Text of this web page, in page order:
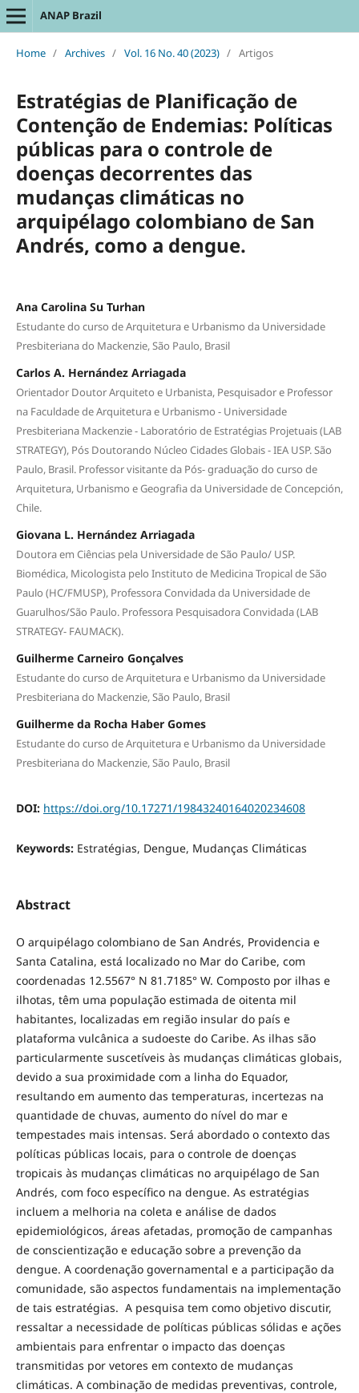
ANAP Brazil
Home / Archives / Vol. 16 No. 40 (2023) / Artigos
Estratégias de Planificação de
Contenção de Endemias: Políticas
públicas para o controle de
doenças decorrentes das
mudanças climáticas no
arquipélago colombiano de San
Andrés, como a dengue.
Ana Carolina Su Turhan
Estudante do curso de Arquitetura e Urbanismo da Universidade
Presbiteriana do Mackenzie, São Paulo, Brasil
Carlos A. Hernández Arriagada
Orientador Doutor Arquiteto e Urbanista, Pesquisador e Professor
na Faculdade de Arquitetura e Urbanismo - Universidade
Presbiteriana Mackenzie - Laboratório de Estratégias Projetuais (LAB
STRATEGY), Pós Doutorando Núcleo Cidades Globais - IEA USP. São
Paulo, Brasil. Professor visitante da Pós- graduação do curso de
Arquitetura, Urbanismo e Geografia da Universidade de Concepción,
Chile.
Giovana L. Hernández Arriagada
Doutora em Ciências pela Universidade de São Paulo/ USP.
Biomédica, Micologista pelo Instituto de Medicina Tropical de São
Paulo (HC/FMUSP), Professora Convidada da Universidade de
Guarulhos/São Paulo. Professora Pesquisadora Convidada (LAB
STRATEGY- FAUMACK).
Guilherme Carneiro Gonçalves
Estudante do curso de Arquitetura e Urbanismo da Universidade
Presbiteriana do Mackenzie, São Paulo, Brasil
Guilherme da Rocha Haber Gomes
Estudante do curso de Arquitetura e Urbanismo da Universidade
Presbiteriana do Mackenzie, São Paulo, Brasil
DOI: https://doi.org/10.17271/19843240164020234608
Keywords: Estratégias, Dengue, Mudanças Climáticas
Abstract
O arquipélago colombiano de San Andrés, Providencia e
Santa Catalina, está localizado no Mar do Caribe, com
coordenadas 12.5567° N 81.7185° W. Composto por ilhas e
ilhotas, têm uma população estimada de oitenta mil
habitantes, localizadas em região insular do país e
plataforma vulcânica a sudoeste do Caribe. As ilhas são
particularmente suscetíveis às mudanças climáticas globais,
devido a sua proximidade com a linha do Equador,
resultando em aumento das temperaturas, incertezas na
quantidade de chuvas, aumento do nível do mar e
tempestades mais intensas. Será abordado o contexto das
políticas públicas locais, para o controle de doenças
tropicais às mudanças climáticas no arquipélago de San
Andrés, com foco específico na dengue. As estratégias
incluem a melhoria na coleta e análise de dados
epidemiológicos, áreas afetadas, promoção de campanhas
de conscientização e educação sobre a prevenção da
dengue. A coordenação governamental e a participação da
comunidade, são aspectos fundamentais na implementação
de tais estratégias. A pesquisa tem como objetivo discutir,
ressaltar a necessidade de políticas públicas sólidas e ações
ambientais para enfrentar o impacto das doenças
transmitidas por vetores em contexto de mudanças
climáticas. A combinação de medidas preventivas, controle,